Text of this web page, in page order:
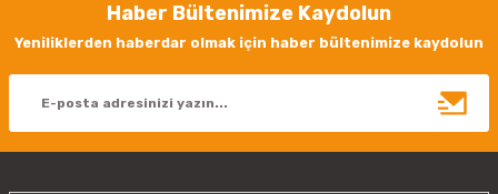
Ürün resmi kalitesiz, bozuk veya görüntülenemiyor.
Ürün bilgilerinde hatalar bulunuyor.
Haber Bültenimize Kaydolun
Yeniliklerden haberdar olmak için haber bültenimize kaydolun